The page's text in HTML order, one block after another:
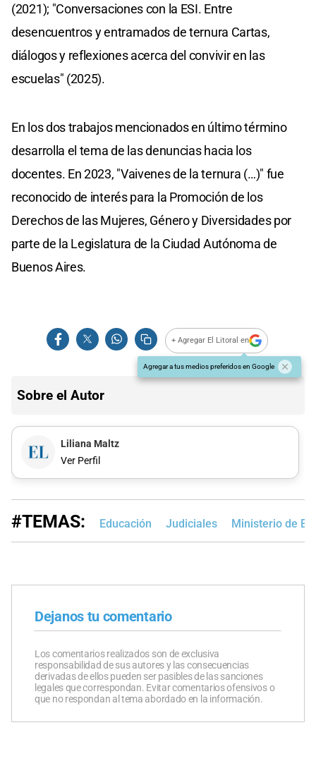
(2021); "Conversaciones con la ESI. Entre
desencuentros y entramados de ternura Cartas,
diálogos y reflexiones acerca del convivir en las
escuelas" (2025).
En los dos trabajos mencionados en último término
desarrolla el tema de las denuncias hacia los
docentes. En 2023, "Vaivenes de la ternura (…)" fue
reconocido de interés para la Promoción de los
Derechos de las Mujeres, Género y Diversidades por
parte de la Legislatura de la Ciudad Autónoma de
Buenos Aires.
+ Agregar El Litoral en
Agregar a tus medios preferidos en Google
Sobre el Autor
Liliana Maltz
Ver Perfil
#TEMAS: Educación Judiciales Ministerio de
Dejanos tu comentario
Los comentarios realizados son de exclusiva
responsabilidad de sus autores y las consecuencias
derivadas de ellos pueden ser pasibles de las sanciones
legales que correspondan. Evitar comentarios ofensivos o
que no respondan al tema abordado en la información.